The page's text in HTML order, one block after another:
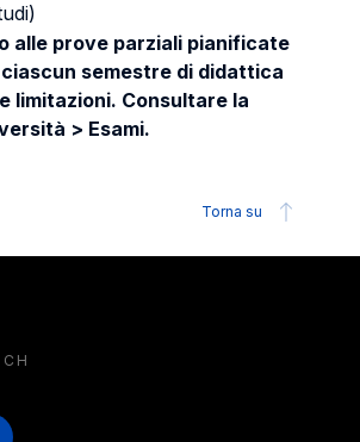
alle prove parziali pianificate
semestre di didattica
limitazioni. Consultare la
> Esami.
Torna su